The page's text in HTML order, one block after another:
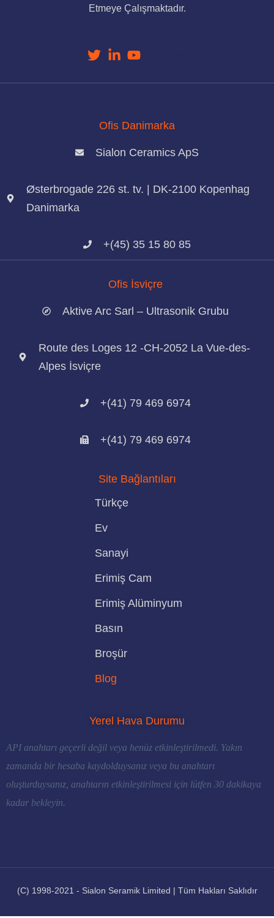
Etmeye Çalışmaktadır.
Ofis Danimarka
Sialon Ceramics ApS
Østerbrogade 226 st. tv. | DK-2100 Kopenhag
Danimarka
+(45) 35 15 80 85
Ofis İsviçre
Aktive Arc Sarl – Ultrasonik Grubu
Route des Loges 12 -CH-2052 La Vue-des-
Alpes İsviçre
+(41) 79 469 6974
+(41) 79 469 6974
Site Bağlantıları
Türkçe
Ev
Sanayi
Erimiş Cam
Erimiş Alüminyum
Basın
Broşür
Blog
Yerel Hava Durumu
API anahtarı geçerli değil veya henüz etkinleştirilmedi. Yakın
zamanda bir hesaba kaydolduysanız veya bu anahtarı
oluşturduysanız, anahtarın etkinleştirilmesi için lütfen 30 dakikaya
kadar bekleyin.
(C) 1998-2021 - Sialon Seramik Limited | Tüm Hakları Saklıdır